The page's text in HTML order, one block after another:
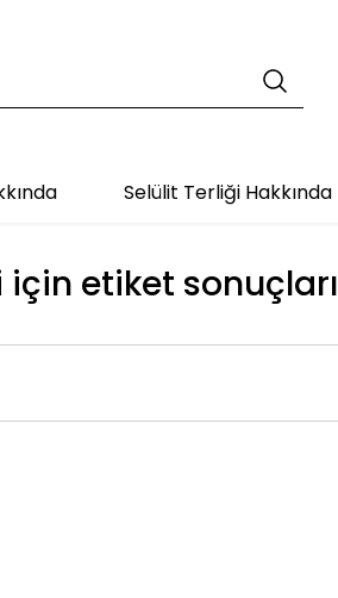
Selülit Terliği Hakkında
etiket sonuçları